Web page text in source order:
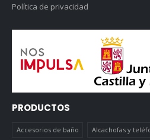
Política de privacidad
PRODUCTOS
Accesorios de baño Alcachofas y